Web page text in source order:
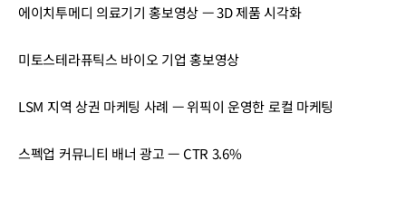
에이치투메디 의료기기 홍보영상 — 3D 제품 시각화
미토스테라퓨틱스 바이오 기업 홍보영상
LSM 지역 상권 마케팅 사례 — 위픽이 운영한 로컬 마케팅
스펙업 커뮤니티 배너 광고 — CTR 3.6%